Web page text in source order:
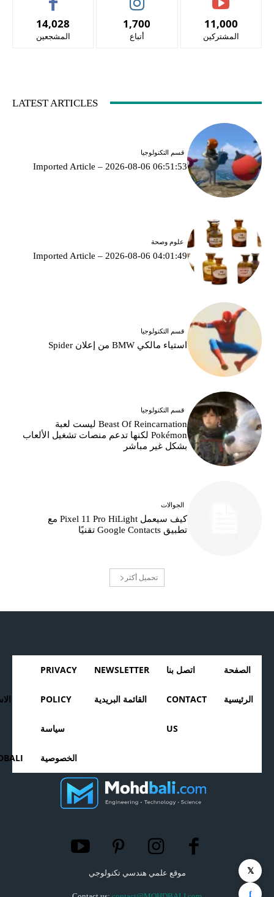
14,028
المشجعين
1,700
أتباع
11,000
المشتركين
LATEST ARTICLES
قسم التكنولوجيا
Imported Article – 2026-08-06 06:51:53
علوم وصحة
Imported Article – 2026-08-06 04:01:49
قسم التكنولوجيا
استياء مالكي BMW من إعلان Spider
قسم التكنولوجيا
Beast Of Reincarnation ليست لعبة
Pokémon لكنها تدعم منصات تشغيل الألعاب
بشكل غير مباشر
الجوالات
كيف سيعمل Pixel 11 Pro HiLight مع
تطبيق Google Contacts تقنيًا
تحميل أكثر
الصفحة
الرئيسية
اتصل بنا
CONTACT
US
NEWSLETTER
القائمة البريدية
PRIVACY
POLICY
سياسة
الخصوصية
موقع علمي هندسي تكنولوجي 𝕏
f